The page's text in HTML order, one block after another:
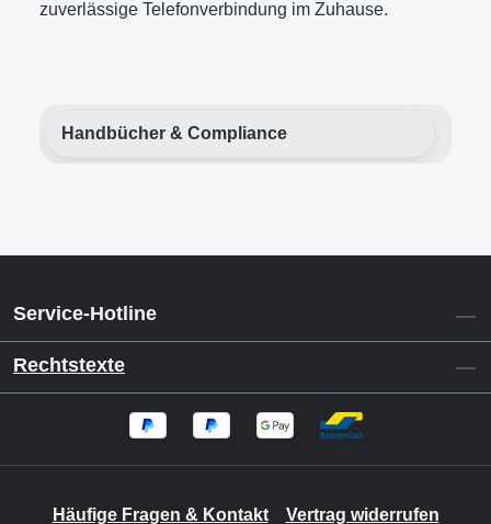
zuverlässige Telefonverbindung im Zuhause.
Handbücher & Compliance
Service-Hotline
Rechtstexte
Häufige Fragen & Kontakt Vertrag widerrufen